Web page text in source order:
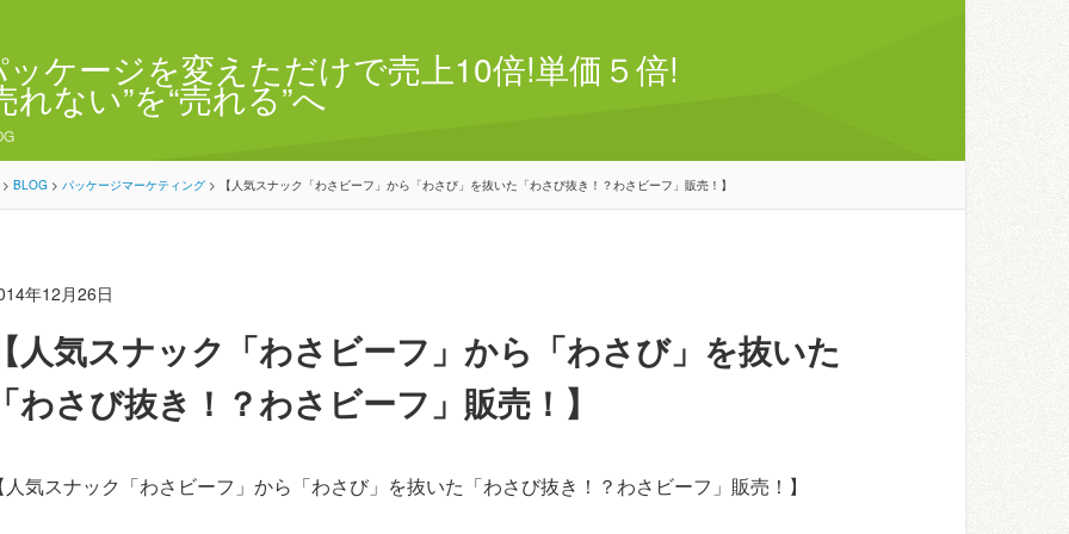
ケージを変えただけで売上10倍!単価５倍!
れない”を“売れる”へ
> BLOG > パッケージマーケティング > 【人気スナック「わさビーフ」から「わさび」を抜いた「わさび抜き！？わさビーフ」販売！】
年12月26日
人気スナック「わさビーフ」から「わさび」を抜いた
わさび抜き！？わさビーフ」販売！】
人気スナック「わさビーフ」から「わさび」を抜いた「わさび抜き！？わさビーフ」販売！】